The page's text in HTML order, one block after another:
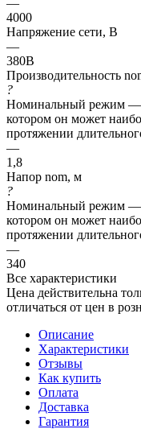
4000
Напряжение сети, В
—
380В
Производительность
?
Номинальный режим —
котором он может
протяжении
—
1,8
Напор nom, м
?
Номинальный режим —
котором он может
протяжении
—
340
Все характеристики
Цена действительна
отличаться от цен в
Описание
Характеристики
Отзывы
Как купить
Оплата
Доставка
Гарантия